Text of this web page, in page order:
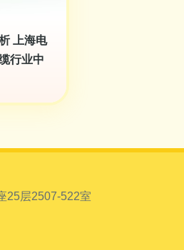
上海电
行业中
25层2507-522室